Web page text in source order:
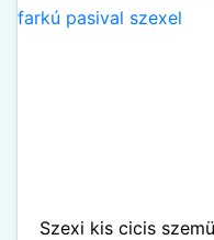
Szexi kis cicis